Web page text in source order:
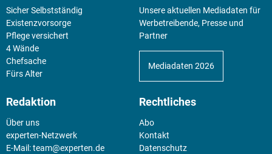
Sicher Selbstständig
Existenz­vorsorge
Pflege versichert
4 Wände
Chefsache
Fürs Alter
Unsere aktuellen Mediadaten für
Werbetreibende, Presse und
Partner
Mediadaten 2026
Redaktion
Über uns
experten-Netzwerk
E-Mail:team@experten.de
Rechtliches
Abo
Kontakt
Datenschutz